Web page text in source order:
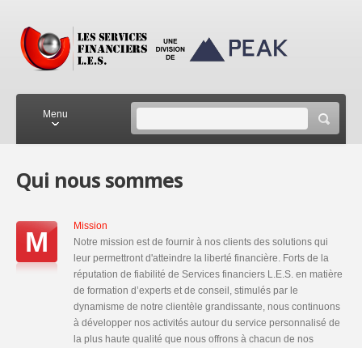
Menu
PAGE D’ACCUEIL
SERVICES
CENTRE DU SERVICE À
LA CLIENTÈLE
PROFESSIONNELS DE
LA SANTÉ
CONTACTEZ-NOUS
Qui nous sommes
M
Mission
Notre mission est de fournir à nos clients des solutions qui
leur permettront d'atteindre la liberté financière. Forts de la
réputation de fiabilité de Services financiers L.E.S. en matière
de formation d’experts et de conseil, stimulés par le
dynamisme de notre clientèle grandissante, nous continuons
à développer nos activités autour du service personnalisé de
la plus haute qualité que nous offrons à chacun de nos